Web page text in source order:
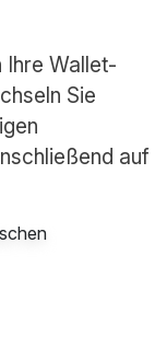
Ihre Wallet-
Sie
auf